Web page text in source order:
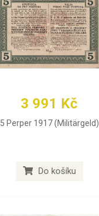
3 991 Kč
5 Perper 1917 (Militärgeld)
Do košíku